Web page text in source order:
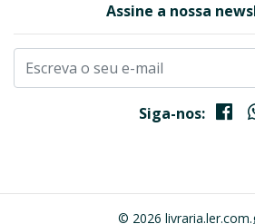
Assine a nossa
Siga-nos:
© 2026